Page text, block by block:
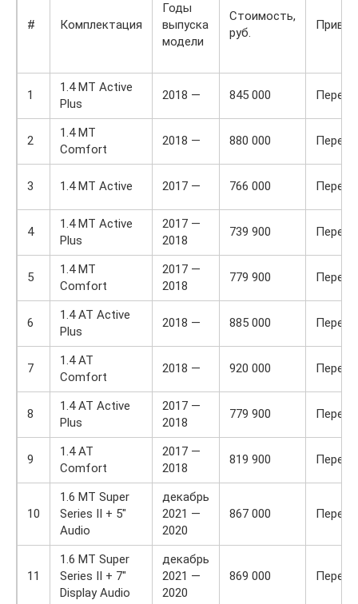
# Комплектация
Годы
выпуска
модели
Стоимость,
руб.
Привод
1
1.4 MT Active
Plus
2018 — 845 000
2
1.4 MT
Comfort
2018 — 880 000
3 1.4 MT Active 2017 — 766 000
4
1.4 MT Active
Plus
2017 —
2018
739 900
5
1.4 MT
Comfort
2017 —
2018
779 900
6
1.4 AT Active
Plus
2018 — 885 000
7
1.4 AT
Comfort
2018 — 920 000
8
1.4 AT Active
Plus
2017 —
2018
779 900
9
1.4 AT
Comfort
2017 —
2018
819 900
10
1.6 MT Super
Series II + 5″
Audio
декабрь
2021 —
2020
867 000
11
1.6 MT Super
Series II + 7″
Display Audio
декабрь
2021 —
2020
869 000